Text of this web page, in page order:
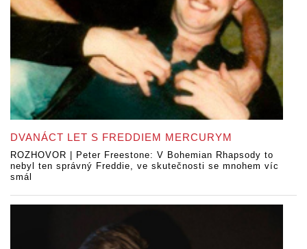
DVANÁCT LET S FREDDIEM MERCURYM
ROZHOVOR | Peter Freestone: V Bohemian Rhapsody to
nebyl ten správný Freddie, ve skutečnosti se mnohem víc
smál